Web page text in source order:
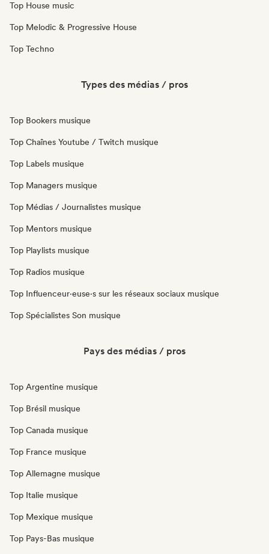
Top House music
Top Melodic & Progressive House
Top Techno
Types des médias / pros
Top Bookers musique
Top Chaînes Youtube / Twitch musique
Top Labels musique
Top Managers musique
Top Médias / Journalistes musique
Top Mentors musique
Top Playlists musique
Top Radios musique
Top Influenceur·euse·s sur les réseaux sociaux musique
Top Spécialistes Son musique
Pays des médias / pros
Top Argentine musique
Top Brésil musique
Top Canada musique
Top France musique
Top Allemagne musique
Top Italie musique
Top Mexique musique
Top Pays-Bas musique